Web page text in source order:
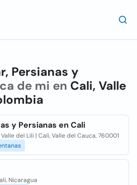
Persianas y
de mi en Cali, Valle
y Persianas en Cali
del Lili | Cali, Valle del Cauca, 760001
Nicaragua